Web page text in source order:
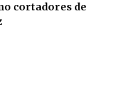
cortadores de